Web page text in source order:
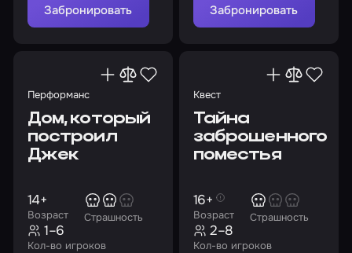
Забронировать Забронировать
Перформанс
Дом, который
построил
Джек
Возраст
14+
Страшность
Кол-во игроков
1–6
Квест
Тайна
заброшенного
поместья
Возраст
16+
Страшность
Кол-во игроков
2–8